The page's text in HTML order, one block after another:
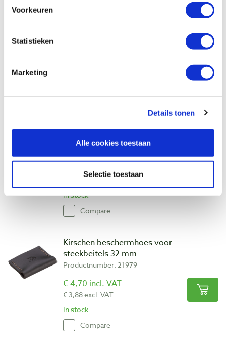
Voorkeuren
Statistieken
Marketing
Details tonen
Alle cookies toestaan
Selectie toestaan
Compare
Kirschen beschermhoes voor
steekbeitels 28-30 mm
€ 4,70 incl. VAT
€ 3,88 excl. VAT
In stock
Compare
Kirschen beschermhoes voor
steekbeitels 32 mm
Productnumber: 21979
€ 4,70 incl. VAT
€ 3,88 excl. VAT
In stock
Compare